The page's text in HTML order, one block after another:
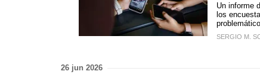
Un informe
los
SERGIO M.
26 jun 2026